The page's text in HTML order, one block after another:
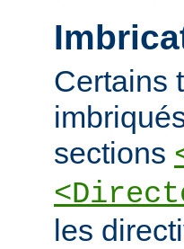
Certains
sections
les